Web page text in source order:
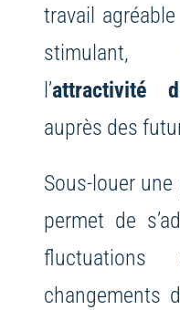
travail
stimulant,
l’attractivité
auprès des
Sous-louer
permet de
changements